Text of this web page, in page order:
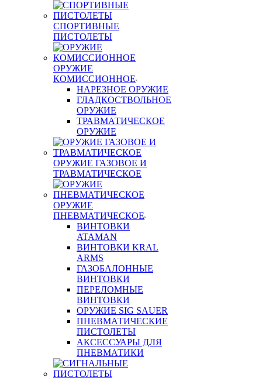
СПОРТИВНЫЕ
ПИСТОЛЕТЫ
ОРУЖИЕ
КОМИССИОННОЕ
НАРЕЗНОЕ ОРУЖИЕ
ГЛАДКОСТВОЛЬНОЕ
ОРУЖИЕ
ТРАВМАТИЧЕСКОЕ
ОРУЖИЕ
ОРУЖИЕ ГАЗОВОЕ И
ТРАВМАТИЧЕСКОЕ
ОРУЖИЕ
ПНЕВМАТИЧЕСКОЕ
ВИНТОВКИ
ATAMAN
ВИНТОВКИ KRAL
ARMS
ГАЗОБАЛОННЫЕ
ВИНТОВКИ
ПЕРЕЛОМНЫЕ
ВИНТОВКИ
ОРУЖИЕ SIG SAUER
ПНЕВМАТИЧЕСКИЕ
ПИСТОЛЕТЫ
АКСЕССУАРЫ ДЛЯ
ПНЕВМАТИКИ